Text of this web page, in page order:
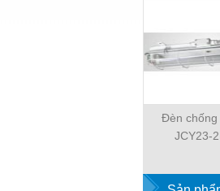
Đèn chống
JCY23-